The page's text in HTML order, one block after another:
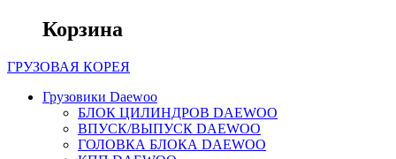
Корзина
ГРУЗОВАЯ КОРЕЯ
Грузовики Daewoo
БЛОК ЦИЛИНДРОВ DAEWOO
ВПУСК/ВЫПУСК DAEWOO
ГОЛОВКА БЛОКА DAEWOO